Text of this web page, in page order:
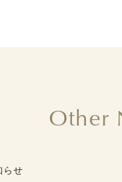
Other
らせ